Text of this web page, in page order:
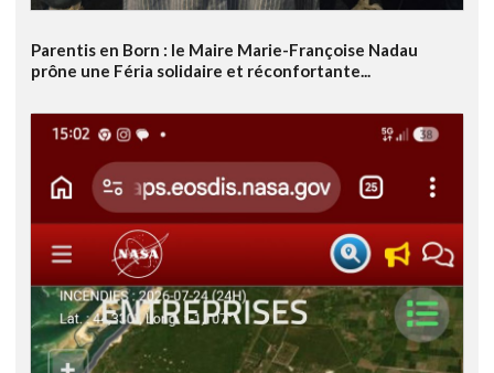
Parentis en Born : le Maire Marie-Françoise Nadau
prône une Féria solidaire et réconfortante...